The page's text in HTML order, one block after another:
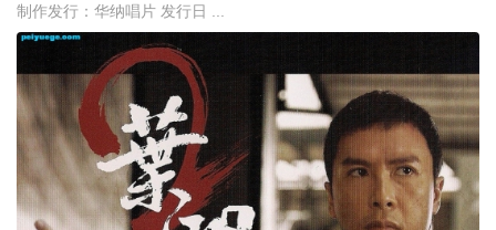
制作发行：华纳唱片 发行日 ...